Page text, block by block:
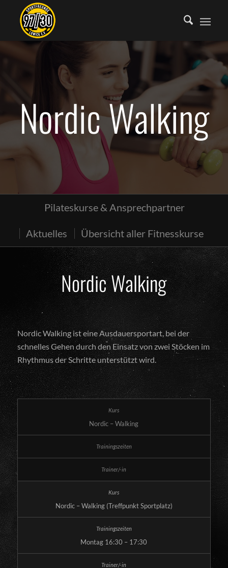
Nordic Walking
Pilateskurse & Ansprechpartner
Aktuelles Übersicht aller Fitnesskurse
Nordic Walking
Nordic Walking ist eine Ausdauersportart, bei der
schnelles Gehen durch den Einsatz von zwei Stöcken im
Rhythmus der Schritte unterstützt wird.
Nordic – Walking
Nordic – Walking (Treffpunkt Sportplatz)
Montag 16:30 – 17:30